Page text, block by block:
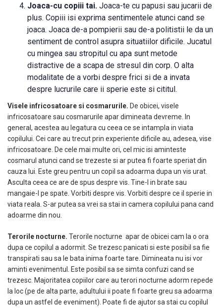
Joaca-cu copiii tai. Joaca-te cu papusi sau jucarii de
plus. Copiii isi exprima sentimentele atunci cand se
joaca. Joaca de-a pompierii sau de-a politistii le da un
sentiment de control asupra situatiilor dificile. Jucatul
cu mingea sau stropitul cu apa sunt metode
distractive de a scapa de stresul din corp. O alta
modalitate de a vorbi despre frici si de a invata
despre lucrurile care ii sperie este si cititul.
Visele infricosatoare si cosmarurile. De obicei, visele
infricosatoare sau cosmarurile apar dimineata devreme. In
general, acestea au legatura cu ceea ce se intampla in viata
copilului. Cei care au trecut prin experiente dificile au, adesea, vise
infricosatoare. De cele mai multe ori, cel mic isi aminteste
cosmarul atunci cand se trezeste si ar putea fi foarte speriat din
cauza lui. Este greu pentru un copil sa adoarma dupa un vis urat.
Asculta ceea ce are de spus despre vis. Tine-l in brate sau
mangaie-l pe spate. Vorbiti despre vis. Vorbiti despre ce il sperie in
viata reala. S-ar putea sa vrei sa stai in camera copilului pana cand
adoarme din nou.
Terorile nocturne. Terorile nocturne apar de obicei cam la o ora
dupa ce copilul a adormit. Se trezesc panicati si este posibil sa fie
transpirati sau sa le bata inima foarte tare. Dimineata nu isi vor
aminti evenimentul. Este posibil sa se simta confuzi cand se
trezesc. Majoritatea copiilor care au terori nocturne adorm repede
la loc (pe de alta parte, adultului ii poate fi foarte greu sa adoarma
dupa un astfel de eveniment). Poate fi de ajutor sa stai cu copilul